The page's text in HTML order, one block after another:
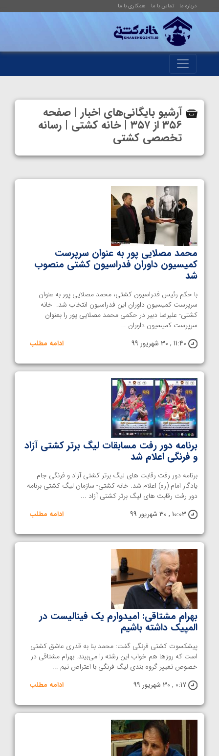
درباره ما تماس با ما همکاری با ما
آرشیو بایگانی‌های اخبار | صفحه
۳۵۶ از ۳۵۷ | خانه کشتی | رسانه
تخصصی کشتی
محمد مصلایی پور به عنوان سرپرست
کمیسیون داوران فدراسیون کشتی منصوب
شد
با حکم رئیس فدراسیون کشتی، محمد مصلایی پور به عنوان
سرپرست کمیسیون داوران این فدراسیون انتخاب شد. خانه
کشتی- علیرضا دبیر در حکمی محمد مصلایی پور را بعنوان
سرپرست کمیسیون داوران ...
11:40 , 30 شهریور 99
ادامه مطلب
برنامه دور رفت مسابقات لیگ برتر کشتی آزاد
و فرنگی اعلام شد
برنامه دور رفت رقابت های لیگ برتر کشتی آزاد و فرنگی جام
یادگار امام (ره) اعلام شد. خانه کشتی- سازمان لیگ کشتی برنامه
دور رفت رقابت های لیگ برتر کشتی آزاد ...
10:03 , 30 شهریور 99
ادامه مطلب
بهرام مشتاقی: امیدوارم یک فینالیست در
المپیک داشته باشیم
پیشکسوت کشتی فرنگی گفت: محمد بنا به قدری عاشق کشتی
است که روزها هم خواب این رشته را می‌بیند. بهرام مشتاقی در
خصوص تغییر گروه بندی لیگ فرنگی با اعتراض تیم ...
0:17 , 30 شهریور 99
ادامه مطلب